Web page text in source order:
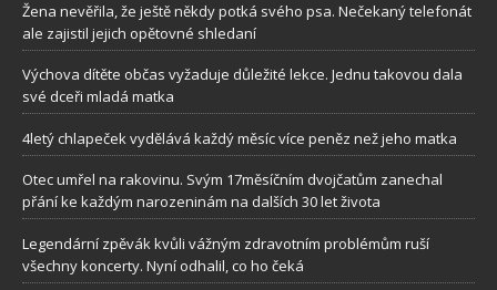
Žena nevěřila, že ještě někdy potká svého psa. Nečekaný telefonát
ale zajistil jejich opětovné shledaní
Výchova dítěte občas vyžaduje důležité lekce. Jednu takovou dala
své dceři mladá matka
4letý chlapeček vydělává každý měsíc více peněz než jeho matka
Otec umřel na rakovinu. Svým 17měsíčním dvojčatům zanechal
přání ke každým narozeninám na dalších 30 let života
Legendární zpěvák kvůli vážným zdravotním problémům ruší
všechny koncerty. Nyní odhalil, co ho čeká